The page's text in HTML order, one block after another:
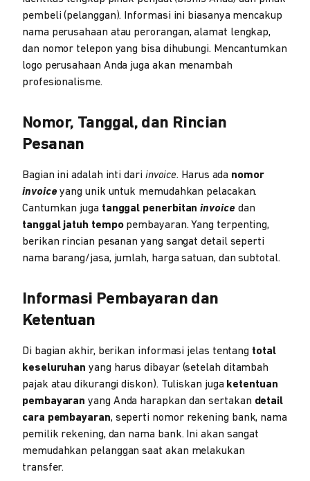
pembeli (pelanggan). Informasi ini biasanya mencakup
nama perusahaan atau perorangan, alamat lengkap,
dan nomor telepon yang bisa dihubungi. Mencantumkan
logo perusahaan Anda juga akan menambah
profesionalisme.
Nomor, Tanggal, dan Rincian
Pesanan
Bagian ini adalah inti dari invoice. Harus ada nomor
invoiceyang unik untuk memudahkan pelacakan.
Cantumkan juga tanggal penerbitaninvoicedan
tanggal jatuh tempopembayaran. Yang terpenting,
berikan rincian pesanan yang sangat detail seperti
nama barang/jasa, jumlah, harga satuan, dan subtotal.
Informasi Pembayaran dan
Ketentuan
Di bagian akhir, berikan informasi jelas tentang total
keseluruhan yang harus dibayar (setelah ditambah
pajak atau dikurangi diskon). Tuliskan juga ketentuan
pembayaran yang Anda harapkan dan sertakan detail
cara pembayaran, seperti nomor rekening bank, nama
pemilik rekening, dan nama bank. Ini akan sangat
memudahkan pelanggan saat akan melakukan
transfer.